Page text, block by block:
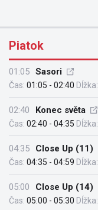
Piatok
01:05 Sasori
Čas: 01:05 - 02:40 Dĺžka:
02:40 Konec světa
Čas: 02:40 - 04:35 Dĺžka:
04:35 Close Up (11)
Čas: 04:35 - 04:59 Dĺžka:
05:00 Close Up (14)
Čas: 05:00 - 05:30 Dĺžka: